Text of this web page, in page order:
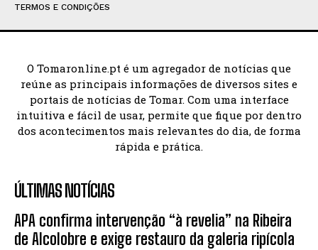
TERMOS E CONDIÇÕES
O Tomaronline.pt é um agregador de notícias que
reúne as principais informações de diversos sites e
portais de notícias de Tomar. Com uma interface
intuitiva e fácil de usar, permite que fique por dentro
dos acontecimentos mais relevantes do dia, de forma
rápida e prática.
ÚLTIMAS NOTÍCIAS
APA confirma intervenção “à revelia” na Ribeira
de Alcolobre e exige restauro da galeria ripícola